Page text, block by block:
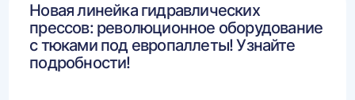
Новая линейка гидравлических
прессов: революционное оборудование
с тюками под европаллеты! Узнайте
подробности!